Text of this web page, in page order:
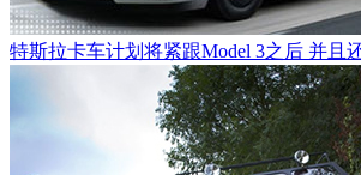
特斯拉卡车计划将紧跟Model 3之后 并且